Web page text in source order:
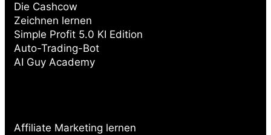
Die Cashcow
Zeichnen lernen
Simple Profit 5.0 KI Edition
Auto-Trading-Bot
AI Guy Academy
Affiliate Marketing lernen